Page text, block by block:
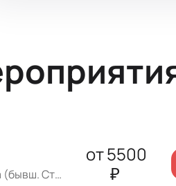
Нижний Новгород, Совкомбанк Арена (бывш. Стадион «Нижний Новгород»)
от5500
₽